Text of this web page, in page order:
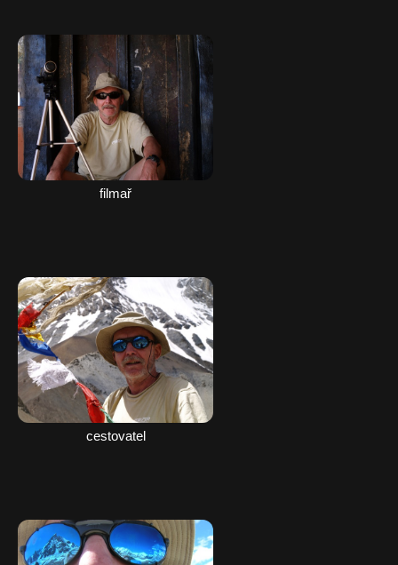
filmař
cestovatel